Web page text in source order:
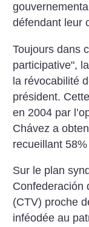
défendant leur
Toujours dans
participative",
la révocabilité
président.
en 2004 par
Chávez a
recueillant
Sur le plan
Confederación
(CTV) proche
inféodée au